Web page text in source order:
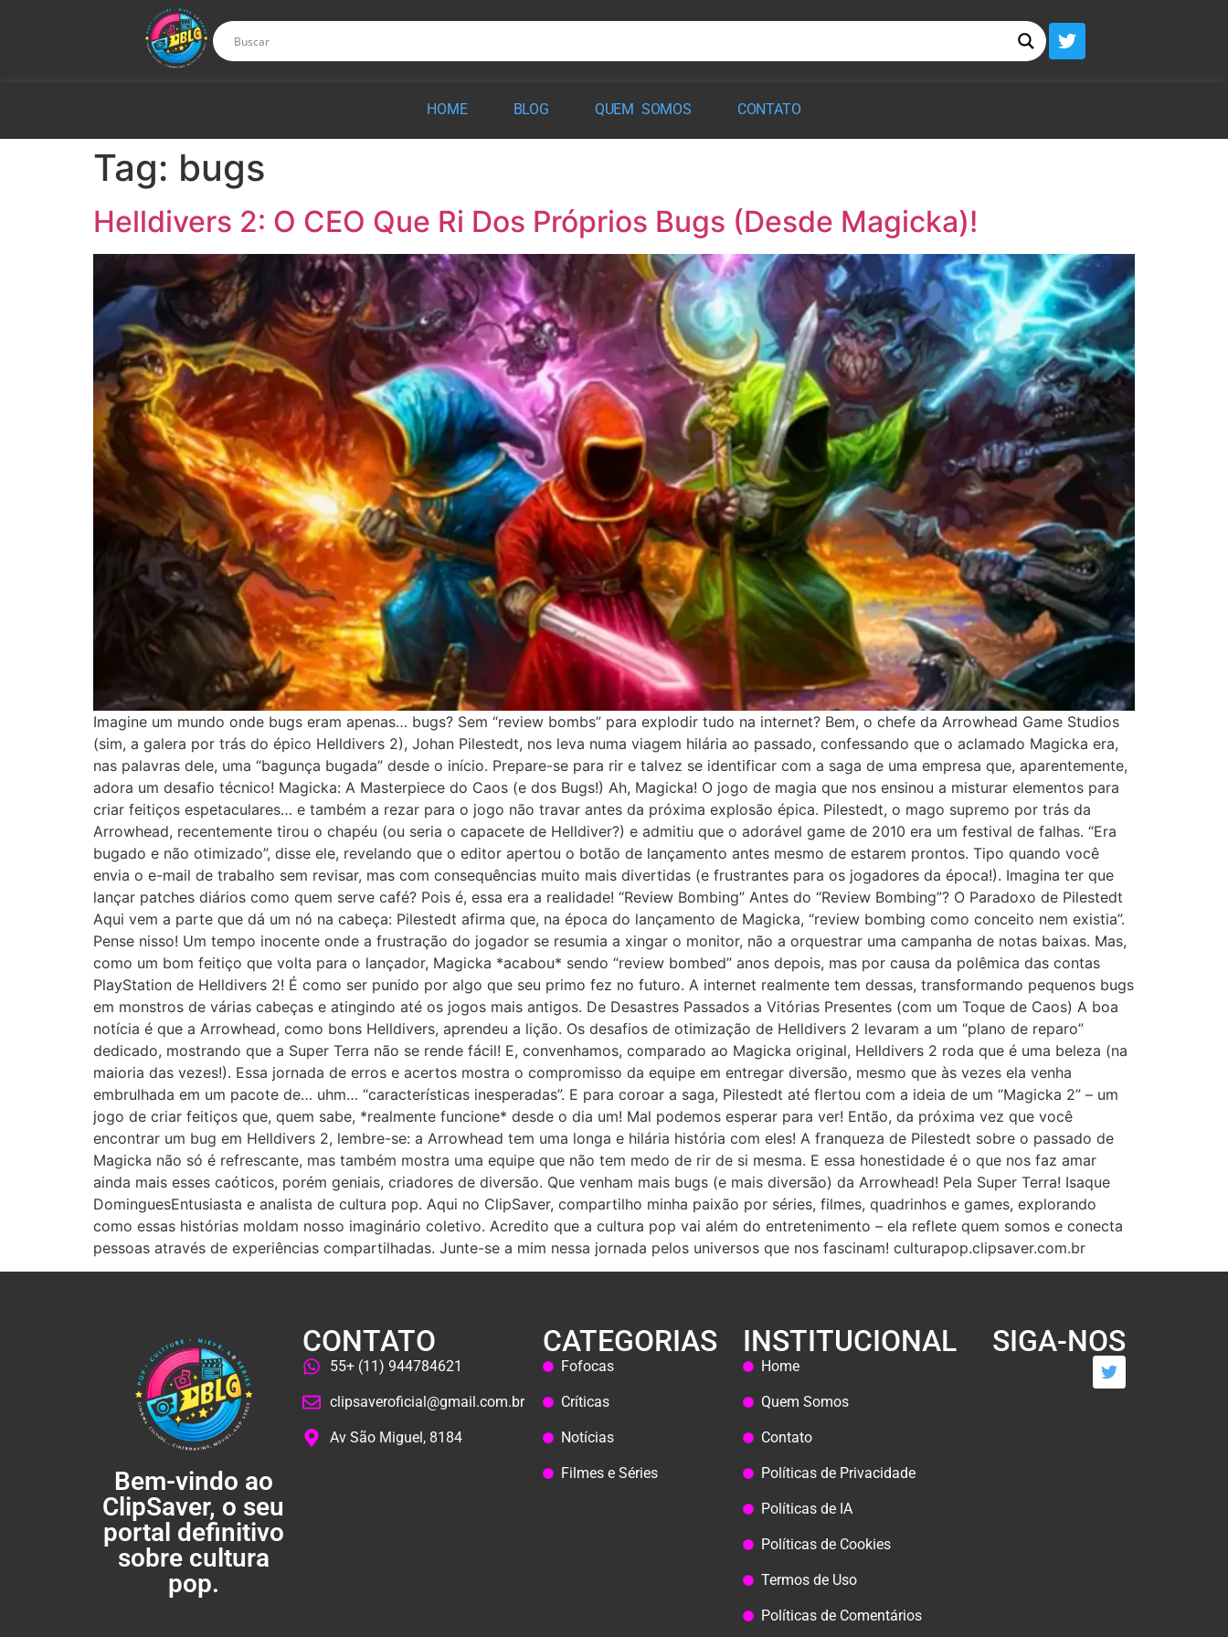
HOME BLOG QUEM SOMOS CONTATO
Tag: bugs
Helldivers 2: O CEO Que Ri Dos Próprios Bugs (Desde Magicka)!
Imagine um mundo onde bugs eram apenas… bugs? Sem “review bombs” para explodir tudo na internet? Bem, o chefe da Arrowhead Game Studios
(sim, a galera por trás do épico Helldivers 2), Johan Pilestedt, nos leva numa viagem hilária ao passado, confessando que o aclamado Magicka era,
nas palavras dele, uma “bagunça bugada” desde o início. Prepare-se para rir e talvez se identificar com a saga de uma empresa que, aparentemente,
adora um desafio técnico! Magicka: A Masterpiece do Caos (e dos Bugs!) Ah, Magicka! O jogo de magia que nos ensinou a misturar elementos para
criar feitiços espetaculares… e também a rezar para o jogo não travar antes da próxima explosão épica. Pilestedt, o mago supremo por trás da
Arrowhead, recentemente tirou o chapéu (ou seria o capacete de Helldiver?) e admitiu que o adorável game de 2010 era um festival de falhas. “Era
bugado e não otimizado”, disse ele, revelando que o editor apertou o botão de lançamento antes mesmo de estarem prontos. Tipo quando você
envia o e-mail de trabalho sem revisar, mas com consequências muito mais divertidas (e frustrantes para os jogadores da época!). Imagina ter que
lançar patches diários como quem serve café? Pois é, essa era a realidade! “Review Bombing” Antes do “Review Bombing”? O Paradoxo de Pilestedt
Aqui vem a parte que dá um nó na cabeça: Pilestedt afirma que, na época do lançamento de Magicka, “review bombing como conceito nem existia”.
Pense nisso! Um tempo inocente onde a frustração do jogador se resumia a xingar o monitor, não a orquestrar uma campanha de notas baixas. Mas,
como um bom feitiço que volta para o lançador, Magicka *acabou* sendo “review bombed” anos depois, mas por causa da polêmica das contas
PlayStation de Helldivers 2! É como ser punido por algo que seu primo fez no futuro. A internet realmente tem dessas, transformando pequenos bugs
em monstros de várias cabeças e atingindo até os jogos mais antigos. De Desastres Passados a Vitórias Presentes (com um Toque de Caos) A boa
notícia é que a Arrowhead, como bons Helldivers, aprendeu a lição. Os desafios de otimização de Helldivers 2 levaram a um “plano de reparo”
dedicado, mostrando que a Super Terra não se rende fácil! E, convenhamos, comparado ao Magicka original, Helldivers 2 roda que é uma beleza (na
maioria das vezes!). Essa jornada de erros e acertos mostra o compromisso da equipe em entregar diversão, mesmo que às vezes ela venha
embrulhada em um pacote de… uhm… “características inesperadas”. E para coroar a saga, Pilestedt até flertou com a ideia de um “Magicka 2” – um
jogo de criar feitiços que, quem sabe, *realmente funcione* desde o dia um! Mal podemos esperar para ver! Então, da próxima vez que você
encontrar um bug em Helldivers 2, lembre-se: a Arrowhead tem uma longa e hilária história com eles! A franqueza de Pilestedt sobre o passado de
Magicka não só é refrescante, mas também mostra uma equipe que não tem medo de rir de si mesma. E essa honestidade é o que nos faz amar
ainda mais esses caóticos, porém geniais, criadores de diversão. Que venham mais bugs (e mais diversão) da Arrowhead! Pela Super Terra! Isaque
DominguesEntusiasta e analista de cultura pop. Aqui no ClipSaver, compartilho minha paixão por séries, filmes, quadrinhos e games, explorando
como essas histórias moldam nosso imaginário coletivo. Acredito que a cultura pop vai além do entretenimento – ela reflete quem somos e conecta
pessoas através de experiências compartilhadas. Junte-se a mim nessa jornada pelos universos que nos fascinam! culturapop.clipsaver.com.br
Bem-vindo ao
ClipSaver, o seu
portal definitivo
sobre cultura
pop.
CONTATO
55+ (11) 944784621
clipsaveroficial@gmail.com.br
Av São Miguel, 8184
CATEGORIAS
Fofocas
Críticas
Notícias
Filmes e Séries
INSTITUCIONAL
Home
Quem Somos
Contato
Políticas de Privacidade
Políticas de IA
Políticas de Cookies
Termos de Uso
Políticas de Comentários
SIGA-NOS